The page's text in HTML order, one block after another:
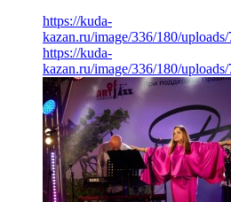
https://kuda-
kazan.ru/image/336/180/
https://kuda-
kazan.ru/image/336/180/